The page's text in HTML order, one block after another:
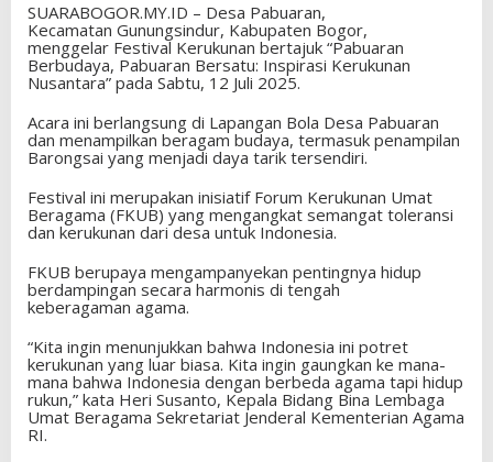
SUARABOGOR.MY.ID – Desa Pabuaran,
Kecamatan Gunungsindur, Kabupaten Bogor,
menggelar Festival Kerukunan bertajuk “Pabuaran
Berbudaya, Pabuaran Bersatu: Inspirasi Kerukunan
Nusantara” pada Sabtu, 12 Juli 2025.
Acara ini berlangsung di Lapangan Bola Desa Pabuaran
dan menampilkan beragam budaya, termasuk penampilan
Barongsai yang menjadi daya tarik tersendiri.
Festival ini merupakan inisiatif Forum Kerukunan Umat
Beragama (FKUB) yang mengangkat semangat toleransi
dan kerukunan dari desa untuk Indonesia.
FKUB berupaya mengampanyekan pentingnya hidup
berdampingan secara harmonis di tengah
keberagaman agama.
“Kita ingin menunjukkan bahwa Indonesia ini potret
kerukunan yang luar biasa. Kita ingin gaungkan ke mana-
mana bahwa Indonesia dengan berbeda agama tapi hidup
rukun,” kata Heri Susanto, Kepala Bidang Bina Lembaga
Umat Beragama Sekretariat Jenderal Kementerian Agama
RI.